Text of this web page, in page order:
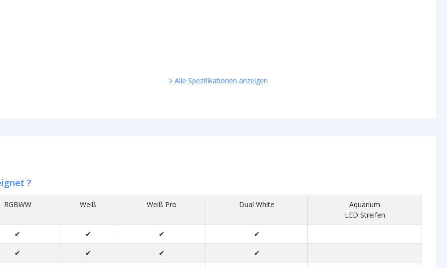
Alle Spezifikationen anzeigen
?
RGBWW Weiß Weiß Pro Dual White
Aquarium
LED Streifen
✔ ✔ ✔
✔
✔ ✔ ✔
✔